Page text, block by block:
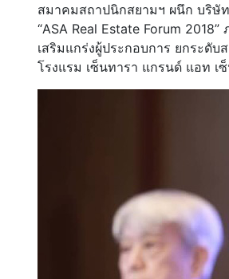
สมาคมสถาปนิกสยามฯ ผนึก บริษั
“ASA Real Estate Forum
เสริมแกร่งผู้ประกอบการ ยกระ
โรงแรม เซ็นทารา แกรนด์ แอท เ